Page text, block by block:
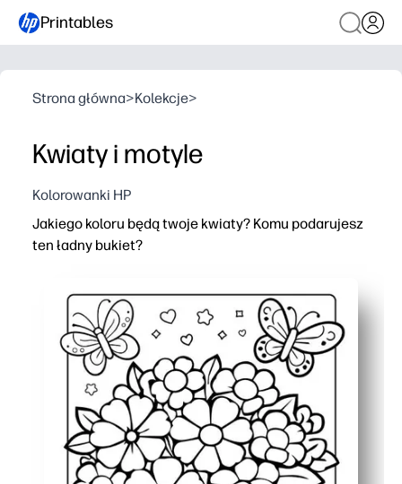
Printables
Strona główna>Kolekcje>
Kwiaty i motyle
Kolorowanki HP
Jakiego koloru będą twoje kwiaty? Komu podarujesz
ten ładny bukiet?
Buduje kreatywność i umiejętności motoryczne,
Użyj go na Dzień Matki, urodziny lub jakiekolwiek
Przyjazny dla nauczycieli - szybki w dystrybucji, niski